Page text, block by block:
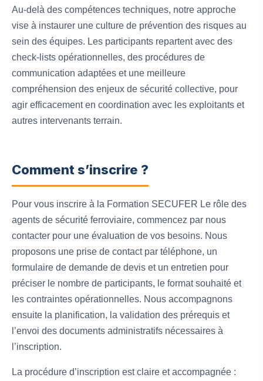
Au-delà des compétences techniques, notre approche
vise à instaurer une culture de prévention des risques au
sein des équipes. Les participants repartent avec des
check-lists opérationnelles, des procédures de
communication adaptées et une meilleure
compréhension des enjeux de sécurité collective, pour
agir efficacement en coordination avec les exploitants et
autres intervenants terrain.
Comment s’inscrire ?
Pour vous inscrire à la Formation SECUFER Le rôle des
agents de sécurité ferroviaire, commencez par nous
contacter pour une évaluation de vos besoins. Nous
proposons une prise de contact par téléphone, un
formulaire de demande de devis et un entretien pour
préciser le nombre de participants, le format souhaité et
les contraintes opérationnelles. Nous accompagnons
ensuite la planification, la validation des prérequis et
l’envoi des documents administratifs nécessaires à
l’inscription.
La procédure d’inscription est claire et accompagnée :